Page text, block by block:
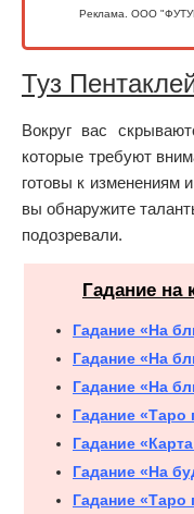
Реклама. ООО
Туз
Вокруг вас
которые требуют
готовы к изменениям
вы обнаружите
подозревали.
Гадание на
Гадание «На
Гадание «На
Гадание «На
Гадание «Таро
Гадание
Гадание «На
Гадание «Таро